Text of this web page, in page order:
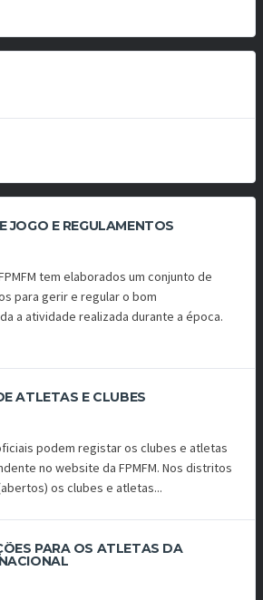
JOGO E REGULAMENTOS
tem elaborados um conjunto de
para gerir e regular o bom
a atividade realizada durante a época.
ATLETAS E CLUBES
podem registar os clubes e atletas
no website da FPMFM. Nos distritos
os clubes e atletas...
PARA OS ATLETAS DA